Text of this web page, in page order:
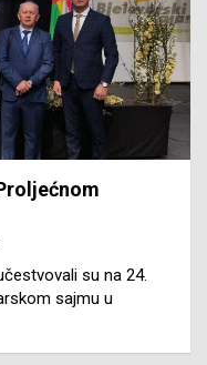
su na 24.
sajmu u